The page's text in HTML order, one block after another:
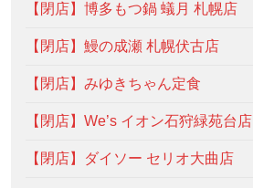
【閉店】博多もつ鍋 蟻月 札幌店
【閉店】鰻の成瀬 札幌伏古店
【閉店】みゆきちゃん定食
【閉店】We’s イオン石狩緑苑台店
【閉店】ダイソー セリオ大曲店